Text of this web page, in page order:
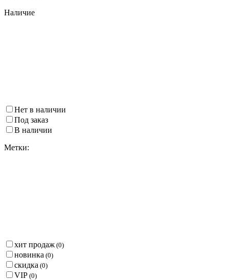
Наличие
Нет в наличии
Под заказ
В наличии
Метки:
хит продаж (0)
новинка (0)
скидка (0)
VIP (0)